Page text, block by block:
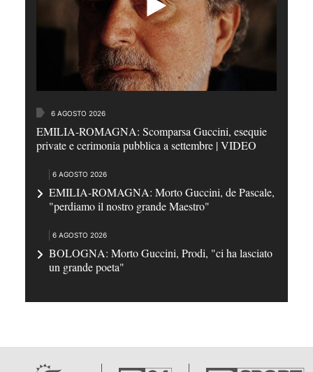
6 AGOSTO 2026
EMILIA-ROMAGNA: Scomparsa Guccini, esequie
private e cerimonia pubblica a settembre | VIDEO
6 AGOSTO 2026
EMILIA-ROMAGNA: Morto Guccini, de Pascale,
"perdiamo il nostro grande Maestro"
6 AGOSTO 2026
BOLOGNA: Morto Guccini, Prodi, "ci ha lasciato
un grande poeta"